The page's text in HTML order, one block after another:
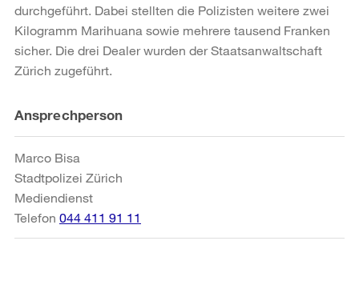
durchgeführt. Dabei stellten die Polizisten weitere zwei
Kilogramm Marihuana sowie mehrere tausend Franken
sicher. Die drei Dealer wurden der Staatsanwaltschaft
Zürich zugeführt.
Weitere
Informationen
Ansprechperson
Marco Bisa
Stadtpolizei Zürich
Mediendienst
Telefon 044 411 91 11